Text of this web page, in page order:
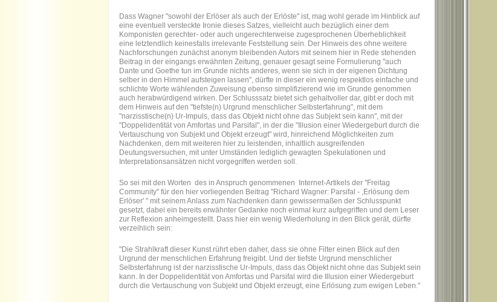
Dass Wagner "sowohl der Erlöser als auch der Erlöste" ist, mag wohl gerade im Hinblick auf
eine eventuell versteckte Ironie dieses Satzes, vielleicht auch bezüglich einer dem
Komponisten gerechter- oder auch ungerechterweise zugesprochenen Überheblichkeit
eine letztendlich keinesfalls irrelevante Feststellung sein. Der Hinweis des ohne weitere
Nachforschungen zunächst anonym bleibenden Autors mit seinem hier in Rede stehenden
Beitrag in der eingangs erwähnten Zeitung, genauer gesagt seine Formulierung "auch
Dante und Goethe tun im Grunde nichts anderes, wenn sie sich in der eigenen Dichtung
selber in den Himmel aufsteigen lassen", dürfte in dieser ein wenig respektlos einfache und
schlichte Worte wählenden Zuweisung ebenso simplifizierend wie im Grunde genommen
auch herabwürdigend wirken. Der Schlusssatz bietet sich gehaltvoller dar, gibt er doch mit
dem Hinweis auf den "tiefste(n) Urgrund menschlicher Selbsterfahrung", mit dem
"narzisstische(n) Ur-Impuls, dass das Objekt nicht ohne das Subjekt sein kann", mit der
"Doppelidentität von Amfortas und Parsifal", in der die "Illusion einer Wiedergeburt durch die
Vertauschung von Subjekt und Objekt erzeugt" wird, hinreichend Möglichkeiten zum
Nachdenken, dem mit weiteren hier zu leistenden, inhaltlich ausgreifenden
Deutungsversuchen, mit unter Umständen lediglich gewagten Spekulationen und
Interpretationsansätzen nicht vorgegriffen werden soll.
So sei mit den Worten des in Anspruch genommenen Internet-Artikels der "Freitag
Community" für den hier vorliegenden Beitrag "Richard Wagner: Parsifal - ,Erlösung dem
Erlöser' " mit seinem Anlass zum Nachdenken dann gewissermaßen der Schlusspunkt
gesetzt, dabei ein bereits erwähnter Gedanke noch einmal kurz aufgegriffen und dem Leser
zur Reflexion anheimgestellt. Dass hier ein wenig Wiederholung in den Blick gerät, dürfte
verzeihlich sein:
"Die Strahlkraft dieser Kunst rührt eben daher, dass sie ohne Filter einen Blick auf den
Urgrund der menschlichen Erfahrung freigibt. Und der tiefste Urgrund menschlicher
Selbsterfahrung ist der narzisstische Ur-Impuls, dass das Objekt nicht ohne das Subjekt sein
kann. In der Doppelidentität von Amfortas und Parsifal wird die Illusion einer Wiedergeburt
durch die Vertauschung von Subjekt und Objekt erzeugt, eine Erlösung zum ewigen Leben."